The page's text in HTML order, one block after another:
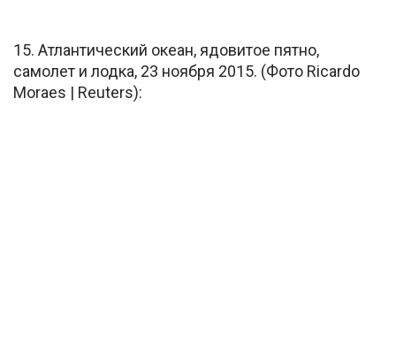
15. Атлантический океан, ядовитое пятно,
самолет и лодка, 23 ноября 2015. (Фото Ricardo
Moraes | Reuters):